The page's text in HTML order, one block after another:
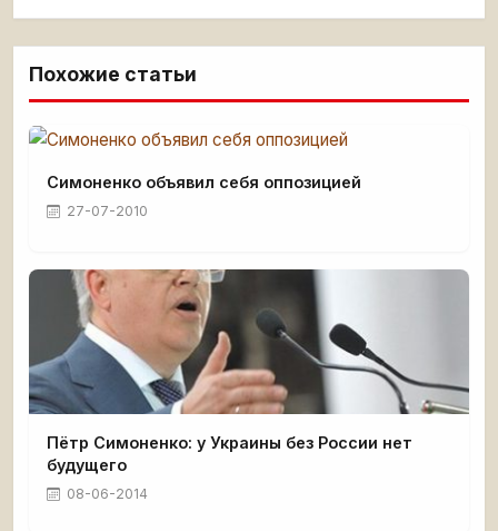
Похожие статьи
Симоненко объявил себя оппозицией
27-07-2010
Пётр Симоненко: у Украины без России нет
будущего
08-06-2014